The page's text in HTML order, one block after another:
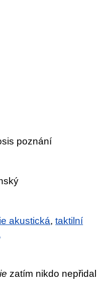
poznání
akustická,taktilní
zatím nikdo nepřidal